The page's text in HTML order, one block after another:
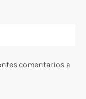
comentarios a